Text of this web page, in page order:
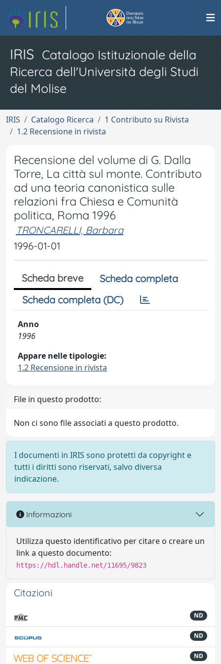
IRIS Catalogo Istituzionale della
Ricerca dell'Università degli Studi
del Molise
IRIS Catalogo Ricerca
1 Contributo su Rivista
1.2 Recensione in rivista
Recensione del volume di G. Dalla
Torre, La città sul monte. Contributo
ad una teoria canonistica sulle
relazioni fra Chiesa e Comunità
politica, Roma 1996
TRONCARELLI, Barbara
1996-01-01
Scheda breve
Scheda completa
Scheda completa (DC)
Anno
1996
Appare nelle tipologie:
1.2 Recensione in rivista
File in questo prodotto:
Non ci sono file associati a questo prodotto.
I documenti in IRIS sono protetti da copyright e
tutti i diritti sono riservati, salvo diversa
indicazione.
Informazioni
Utilizza questo identificativo per citare o creare un
link a questo documento:
https://hdl.handle.net/11695/9823
Citazioni
ND
ND
ND